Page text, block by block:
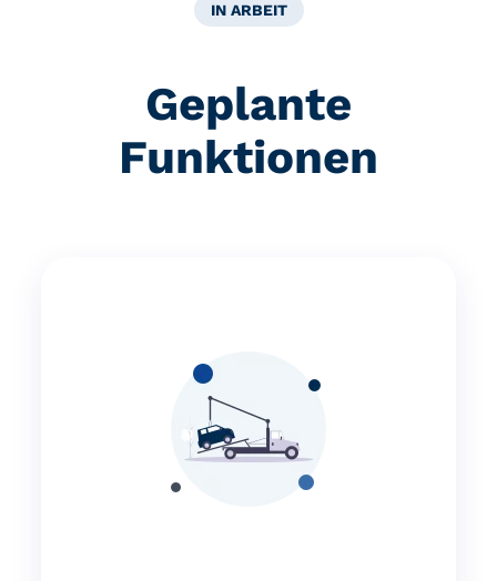
IN ARBEIT
Geplante
Funktionen